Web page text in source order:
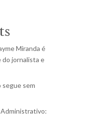
Miranda é
do jornalista e
segue sem